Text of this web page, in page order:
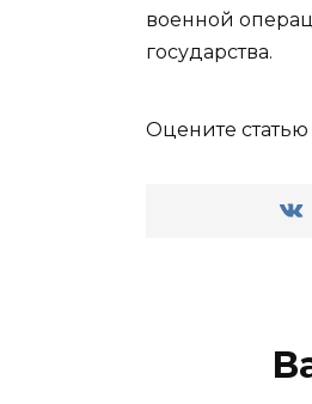
военной
государства.
Оцените статью